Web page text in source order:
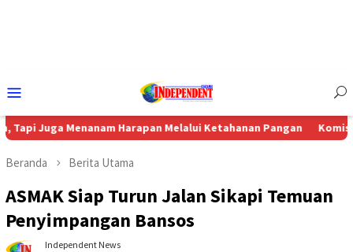
Mobile
Harapan Melalui Ketahanan Pangan Komisi 4 DPRD
Beranda Berita Utama
ASMAK Siap Turun Jalan Sikapi Temuan
Penyimpangan Bansos
Independent News